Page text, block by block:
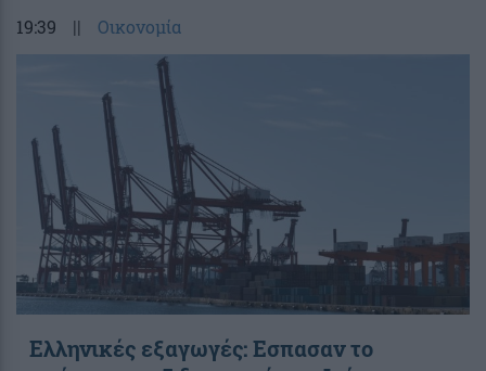
19:39 || Οικονομία
Ελληνικές εξαγωγές: Εσπασαν το